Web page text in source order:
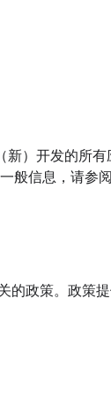
新）开发的所
般信息，请参阅
的政策。政策